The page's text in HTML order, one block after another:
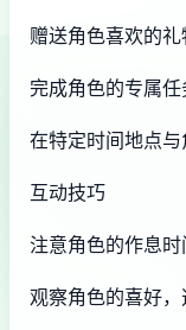
赠送角色喜欢的礼
完成角色的专属任
在特定时间地点
互动技巧
注意角色的作息
观察角色的喜好